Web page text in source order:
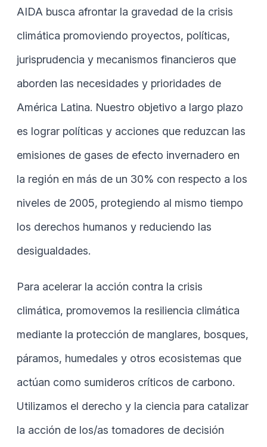
AIDA busca afrontar la gravedad de la crisis
climática promoviendo proyectos, políticas,
jurisprudencia y mecanismos financieros que
aborden las necesidades y prioridades de
América Latina. Nuestro objetivo a largo plazo
es lograr políticas y acciones que reduzcan las
emisiones de gases de efecto invernadero en
la región en más de un 30% con respecto a los
niveles de 2005, protegiendo al mismo tiempo
los derechos humanos y reduciendo las
desigualdades.
Para acelerar la acción contra la crisis
climática, promovemos la resiliencia climática
mediante la protección de manglares, bosques,
páramos, humedales y otros ecosistemas que
actúan como sumideros críticos de carbono.
Utilizamos el derecho y la ciencia para catalizar
la acción de los/as tomadores de decisión